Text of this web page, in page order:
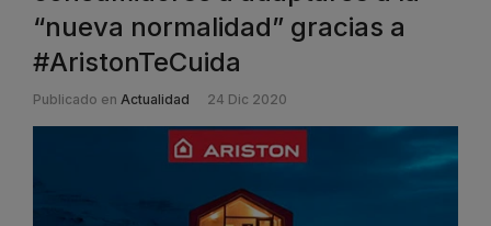
“nueva normalidad” gracias a
#AristonTeCuida
Publicado en Actualidad 24 Dic 2020